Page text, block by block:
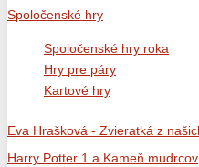
Spoločenské hry
Spoločenské hry roka
Hry pre páry
Kartové hry
Eva Hrašková - Zvieratká z
Harry Potter 1 a Kameň mudrcov